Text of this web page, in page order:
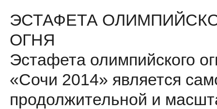
ЭСТАФЕТА
ОГНЯ
Эстафета олимпийского
«Сочи 2014» является
продолжительной и